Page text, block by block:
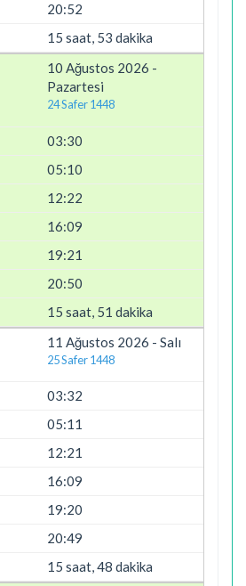
20:52
15 saat, 53 dakika
10 Ağustos 2026 -
Pazartesi
24 Safer 1448
03:30
05:10
12:22
16:09
19:21
20:50
15 saat, 51 dakika
11 Ağustos 2026 - Salı
25 Safer 1448
03:32
05:11
12:21
16:09
19:20
20:49
15 saat, 48 dakika